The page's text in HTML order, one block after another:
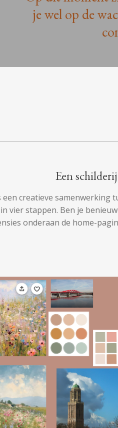
je wel op de
Een
een creatieve
vier stappen. Ben je
onderaan de home-